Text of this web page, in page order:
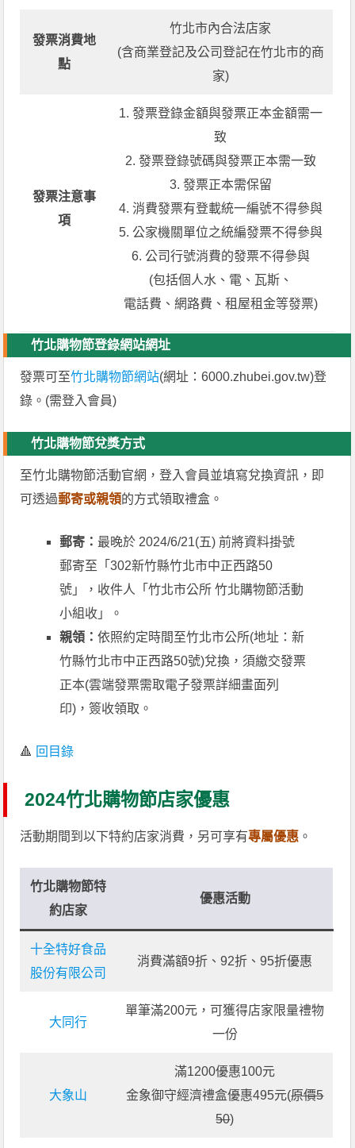
發票消費地
點
竹北市內合法店家
(含商業登記及公司登記在竹北市的商
家)
發票注意事
項
1. 發票登錄金額與發票正本金額需一
致
2. 發票登錄號碼與發票正本需一致
3. 發票正本需保留
4. 消費發票有登載統一編號不得參與
5. 公家機關單位之統編發票不得參與
6. 公司行號消費的發票不得參與
(包括個人水、電、瓦斯、
電話費、網路費、租屋租金等發票)
竹北購物節登錄網站網址
發票可至竹北購物節網站(網址：6000.zhubei.gov.tw)登
錄。(需登入會員)
竹北購物節兌獎方式
至竹北購物節活動官網，登入會員並填寫兌換資訊，即
可透過郵寄或親領的方式領取禮盒。
郵寄： 最晚於 2024/6/21(五) 前將資料掛號
郵寄至「302新竹縣竹北市中正西路50
號」，收件人「竹北市公所 竹北購物節活動
小組收」。
親領：依照約定時間至竹北市公所(地址：新
竹縣竹北市中正西路50號)兌換，須繳交發票
正本(雲端發票需取電子發票詳細畫面列
印)，簽收領取。
🔺 回目錄
2024竹北購物節店家優惠
活動期間到以下特約店家消費，另可享有專屬優惠 。
竹北購物節特
約店家
優惠活動
十全特好食品
股份有限公司
消費滿額9折、92折、95折優惠
大同行
單筆滿200元，可獲得店家限量禮物
一份
大象山
滿1200優惠100元
金象御守經濟禮盒優惠495元(原價5
50)